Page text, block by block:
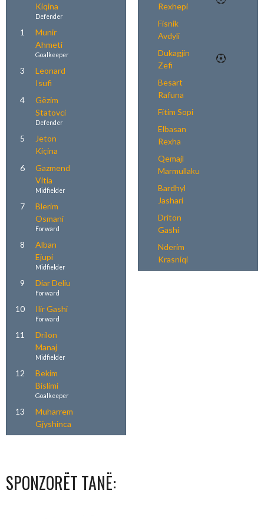
Kiqina
Defender
1
Munir
Ahmeti
Goalkeeper
3
Leonard
Isufi
4
Gëzim
Statovci
Defender
5
Jeton
Kiçina
6
Gazmend
Vitia
Midfielder
7
Blerim
Osmani
Forward
8
Alban
Ejupi
Midfielder
9 Diar Deliu
Forward
10 Ilir Gashi
Forward
11
Drilon
Manaj
Midfielder
12
Bekim
Bislimi
Goalkeeper
13
Muharrem
Gjyshinca
Rexhepi
Fisnik
Avdyli
Dukagjin
Zefi
Besart
Rafuna
Fitim Sopi
Elbasan
Rexha
Qemajl
Marmullaku
Bardhyl
Jashari
Driton
Gashi
Nderim
Krasniqi
SPONZORËT TANË: